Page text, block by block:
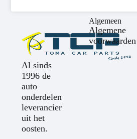
Al sinds
1996 de
auto
onderdelen
leverancier
uit het
oosten.
Algemeen
Algemene
voorwaarden